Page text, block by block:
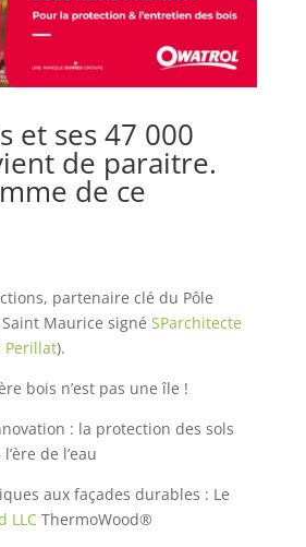
et ses 47 000
de paraitre.
de ce
partenaire clé du Pôle
Maurice signé SParchitecte
Perillat).
bois n’est pas une île !
: la protection des sols
de l’eau
aux façades durables : Le
LLCThermoWood®